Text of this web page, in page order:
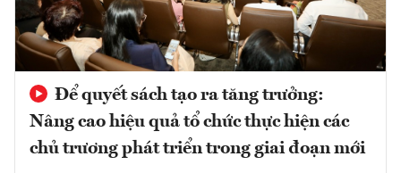
Để quyết sách tạo ra tăng trưởng:
Nâng cao hiệu quả tổ chức thực hiện các
chủ trương phát triển trong giai đoạn mới